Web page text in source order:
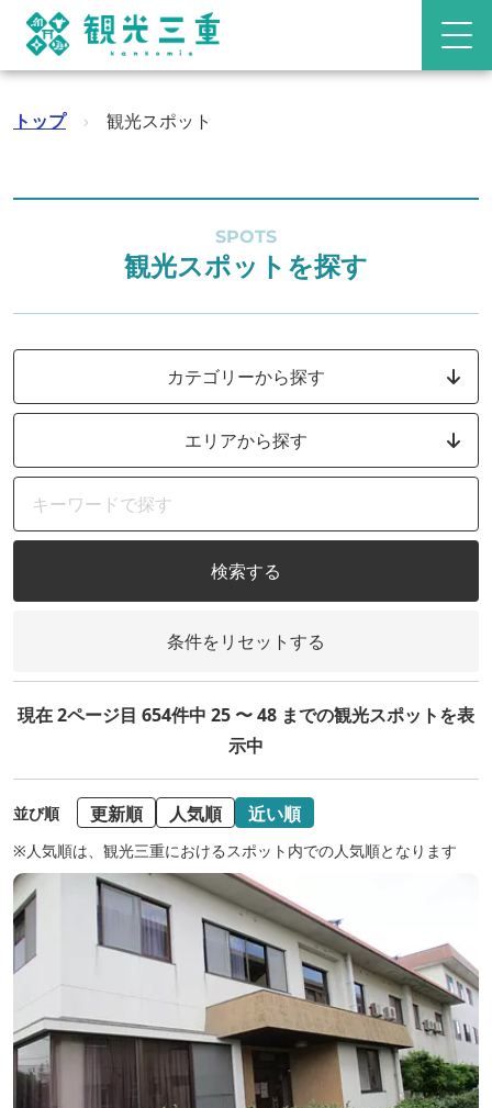
トップ › 観光スポット
SPOTS
観光スポットを探す
カテゴリーから探す
エリアから探す
検索する
条件をリセットする
現在 2ページ目 654件中 25 〜 48 までの観光スポットを表
示中
並び順 更新順 人気順 近い順
※人気順は、観光三重におけるスポット内での人気順となります